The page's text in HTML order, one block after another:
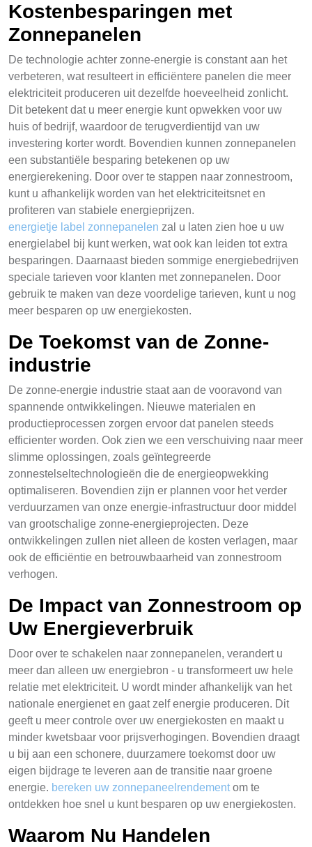
Kostenbesparingen met
Zonnepanelen
De technologie achter zonne-energie is constant aan het
verbeteren, wat resulteert in efficiëntere panelen die meer
elektriciteit produceren uit dezelfde hoeveelheid zonlicht.
Dit betekent dat u meer energie kunt opwekken voor uw
huis of bedrijf, waardoor de terugverdientijd van uw
investering korter wordt. Bovendien kunnen zonnepanelen
een substantiële besparing betekenen op uw
energierekening. Door over te stappen naar zonnestroom,
kunt u afhankelijk worden van het elektriciteitsnet en
profiteren van stabiele energieprijzen.
energietje label zonnepanelen zal u laten zien hoe u uw
energielabel bij kunt werken, wat ook kan leiden tot extra
besparingen. Daarnaast bieden sommige energiebedrijven
speciale tarieven voor klanten met zonnepanelen. Door
gebruik te maken van deze voordelige tarieven, kunt u nog
meer besparen op uw energiekosten.
De Toekomst van de Zonne-
industrie
De zonne-energie industrie staat aan de vooravond van
spannende ontwikkelingen. Nieuwe materialen en
productieprocessen zorgen ervoor dat panelen steeds
efficienter worden. Ook zien we een verschuiving naar meer
slimme oplossingen, zoals geïntegreerde
zonnestelseltechnologieën die de energieopwekking
optimaliseren. Bovendien zijn er plannen voor het verder
verduurzamen van onze energie-infrastructuur door middel
van grootschalige zonne-energieprojecten. Deze
ontwikkelingen zullen niet alleen de kosten verlagen, maar
ook de efficiëntie en betrouwbaarheid van zonnestroom
verhogen.
De Impact van Zonnestroom op
Uw Energieverbruik
Door over te schakelen naar zonnepanelen, verandert u
meer dan alleen uw energiebron - u transformeert uw hele
relatie met elektriciteit. U wordt minder afhankelijk van het
nationale energienet en gaat zelf energie produceren. Dit
geeft u meer controle over uw energiekosten en maakt u
minder kwetsbaar voor prijsverhogingen. Bovendien draagt
u bij aan een schonere, duurzamere toekomst door uw
eigen bijdrage te leveren aan de transitie naar groene
energie. bereken uw zonnepaneelrendementom te
ontdekken hoe snel u kunt besparen op uw energiekosten.
Waarom Nu Handelen